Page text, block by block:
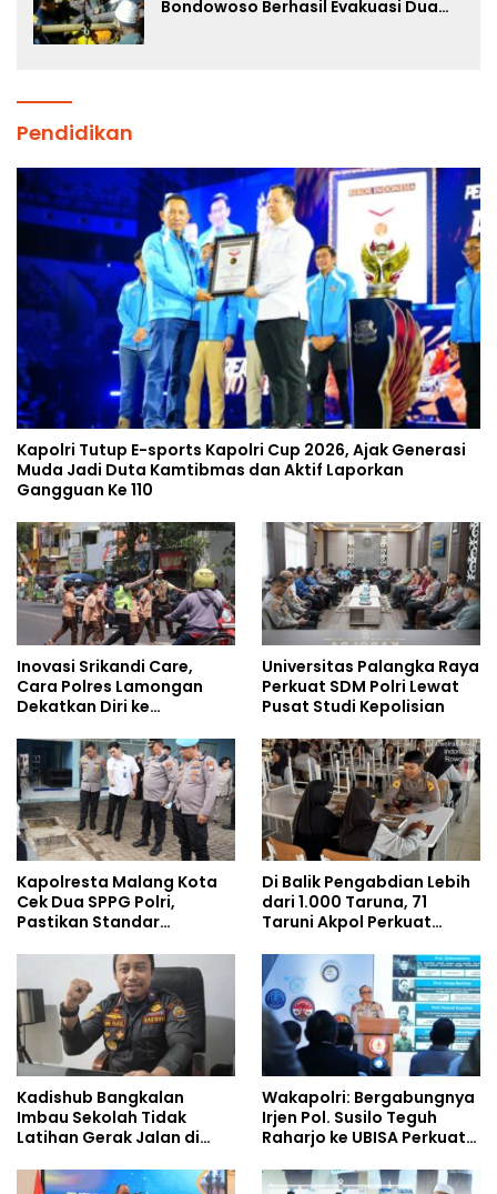
Bondowoso Berhasil Evakuasi Dua
Pendidikan
Kapolri Tutup E-sports Kapolri Cup 2026, Ajak Generasi
Muda Jadi Duta Kamtibmas dan Aktif Laporkan
Gangguan Ke 110
Inovasi Srikandi Care,
Cara Polres Lamongan
Dekatkan Diri ke
Universitas Palangka Raya
Perkuat SDM Polri Lewat
Pusat Studi Kepolisian
Kapolresta Malang Kota
Cek Dua SPPG Polri,
Pastikan Standar
Pengelolaan Limbah
Berjalan Optimal
Di Balik Pengabdian Lebih
dari 1.000 Taruna, 71
Taruni Akpol Perkuat
Siswa Sekolah Rakyat
Kadishub Bangkalan
Imbau Sekolah Tidak
Latihan Gerak Jalan di
Wakapolri: Bergabungnya
Irjen Pol. Susilo Teguh
Raharjo ke UBISA Perkuat
Studi Kepolisian